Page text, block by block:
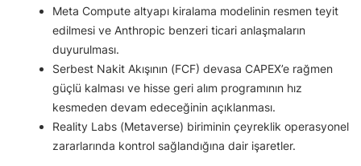
Meta Compute altyapı kiralama modelinin resmen teyit
edilmesi ve Anthropic benzeri ticari anlaşmaların
duyurulması.
Serbest Nakit Akışının (FCF) devasa CAPEX’e rağmen
güçlü kalması ve hisse geri alım programının hız
kesmeden devam edeceğinin açıklanması.
Reality Labs (Metaverse) biriminin çeyreklik operasyonel
zararlarında kontrol sağlandığına dair işaretler.